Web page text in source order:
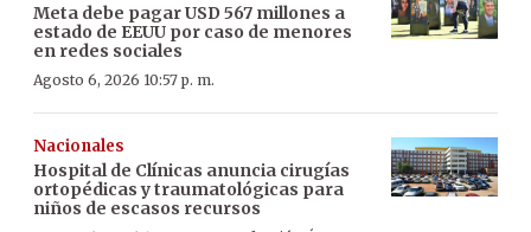
Meta debe pagar USD 567 millones a
estado de EEUU por caso de menores
en redes sociales
Agosto 6, 2026 10:57 p. m.
Nacionales
Hospital de Clínicas anuncia cirugías
ortopédicas y traumatológicas para
niños de escasos recursos